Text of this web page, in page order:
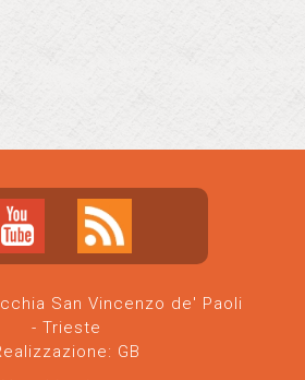
San Vincenzo de' Paoli
- Trieste
GB